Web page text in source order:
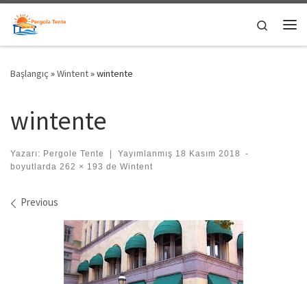
Skip to content
Search
Başlangıç »Wintent»wintente
wintente
Yazarı: Pergole Tente | Yayımlanmış 18 Kasım 2018
-
boyutlarda 262 × 193 de Wintent
Images navigation
Previous